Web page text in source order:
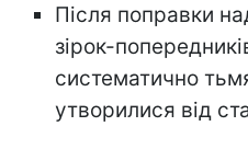
Після поправки
зірок-
систематично
утворилися від